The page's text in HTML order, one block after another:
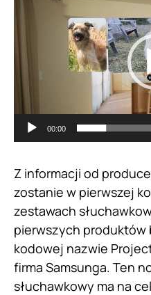
video
00:00
Z informacji od
zostanie w pierwszej
zestawach
pierwszych produktów
kodowej nazwie
firma Samsunga. Ten
słuchawkowy ma na